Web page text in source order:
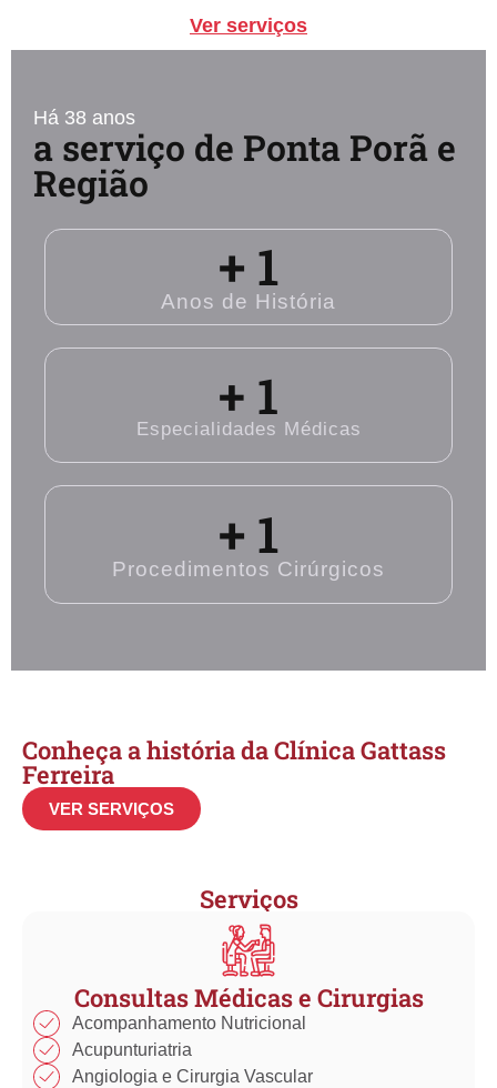
Ver serviços
Há 38 anos
a serviço de Ponta Porã e
Região
Anos de História
+ 1
Especialidades Médicas
+ 1
Procedimentos Cirúrgicos​
+ 1
Conheça a história da Clínica Gattass
Ferreira
VER SERVIÇOS
Serviços
Consultas Médicas e Cirurgias
Acompanhamento Nutricional
Acupunturiatria
Angiologia e Cirurgia Vascular